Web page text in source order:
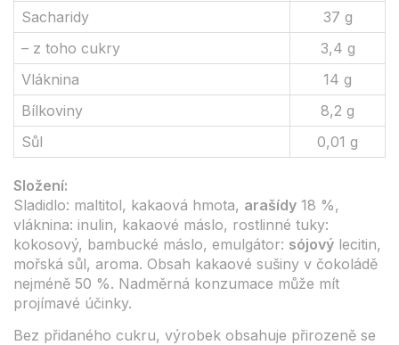
Sacharidy
37 g
– z toho cukry
3,4 g
Vláknina
14 g
Bílkoviny
8,2 g
Sůl
0,01 g
Složení:
Sladidlo: maltitol, kakaová hmota, arašídy 18 %,
vláknina: inulin, kakaové máslo, rostlinné tuky:
kokosový, bambucké máslo, emulgátor: sójový lecitin,
mořská sůl, aroma. Obsah kakaové sušiny v čokoládě
nejméně 50 %. Nadměrná konzumace může mít
projímavé účinky.
Bez přidaného cukru, výrobek obsahuje přirozeně se